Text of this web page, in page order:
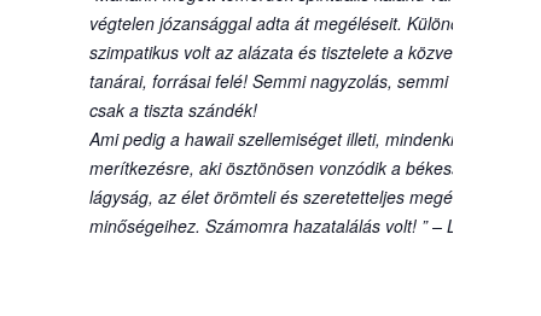
végtelen józansággal adta át megéléseit. Különösen
szimpatikus volt az alázata és tisztelete a közvetített tudás
tanárai, forrásai felé! Semmi nagyzolás, semmi kérkedés,
csak a tiszta szándék!
Ami pedig a hawaii szellemiséget illeti, mindenkinek
merítkezésre, aki ösztönösen vonzódik a békesség, a
lágyság, az élet örömteli és szeretetteljes megélésének
minőségeihez. Számomra hazatalálás volt! ” – Lilla